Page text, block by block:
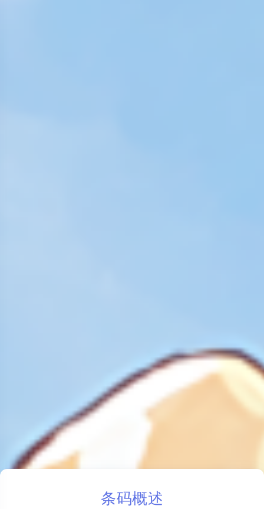
条码概述